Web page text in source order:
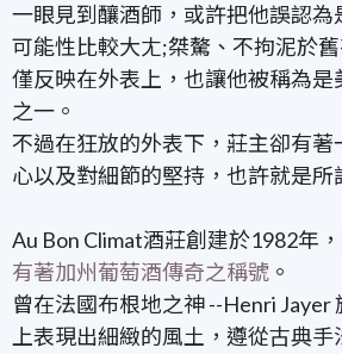
一眼見到釀酒師，或許把他誤認為
可能性比較大ㄤ;桀驁、不拘泥於
僅反映在外表上，也讓他被稱為是
之一。
不過在狂放的外表下，莊主卻有著
心以及對細節的堅持，也許就是所
Au Bon Climat酒莊創建於1982年，
有著加州葡萄酒傳奇之稱號 。
曾在法國布根地之神 --Henri Jayer
上表現出細緻的風土，遵從古典